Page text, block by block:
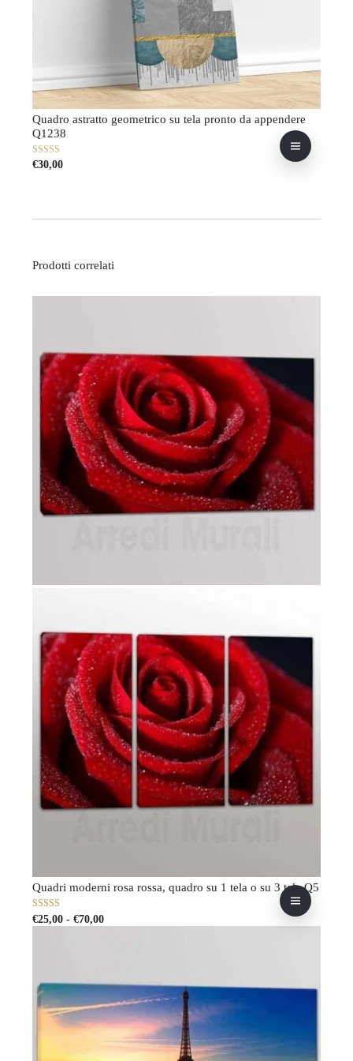
Quadro astratto geometrico su tela pronto da appendere
Q1238
0
€30,00Questo
varianti.
essere
nella
Prodotti correlati
Quadri moderni rosa rossa, quadro su 1 tela o su 3 tele Q5
5.00 su 5
€25,00 - €70,00Fascia
di
€70,00
Questo
Le
opzioni
possono
essere
scelte
nella